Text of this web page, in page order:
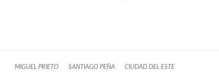
MIGUEL PRIETO SANTIAGO PEÑA CIUDAD DEL ESTE